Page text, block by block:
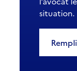
situation.